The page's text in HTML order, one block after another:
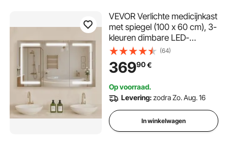
VEVOR Verlichte medicijnkast
met spiegel (100 x 60 cm), 3-
kleuren dimbare LED-
badkamerkast met gehard
glazen spiegel,
geheugenfunctie/2
planken/stopcontacten en
USB-poorten
(64)
36990€
Op voorraad.
Levering:zodra Zo. Aug. 16
In winkelwagen